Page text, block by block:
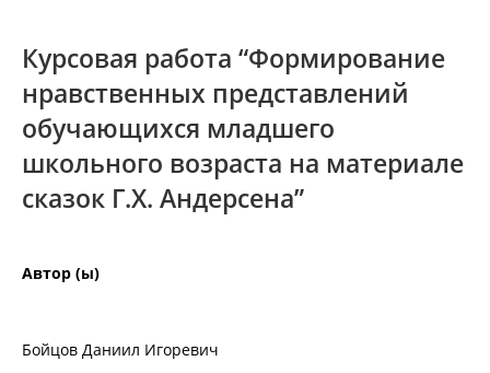
Курсовая работа “Формирование
нравственных представлений
обучающихся младшего
школьного возраста на материале
сказок Г.Х. Андерсена”
Автор (ы)
Бойцов Даниил Игоревич